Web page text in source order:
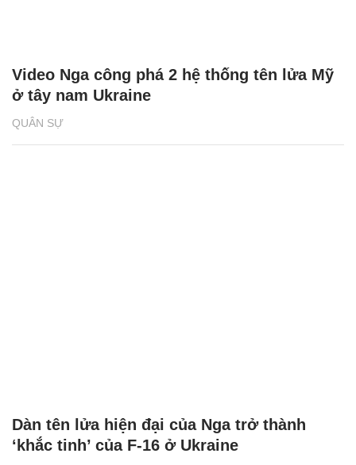
QUÂN SỰ
Video Nga công phá 2 hệ thống tên lửa Mỹ
ở tây nam Ukraine
Dàn tên lửa hiện đại của Nga trở thành
‘khắc tinh’ của F-16 ở Ukraine